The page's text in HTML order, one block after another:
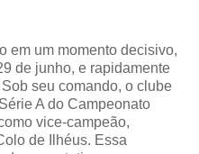
em um momento decisivo,
de junho, e rapidamente
seu comando, o clube
A do Campeonato
vice-campeão,
de Ilhéus. Essa